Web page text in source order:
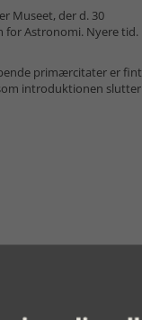
Museet, der d. 30
for Astronomi. Nyere tid.
primærcitater er fint
introduktionen slutter